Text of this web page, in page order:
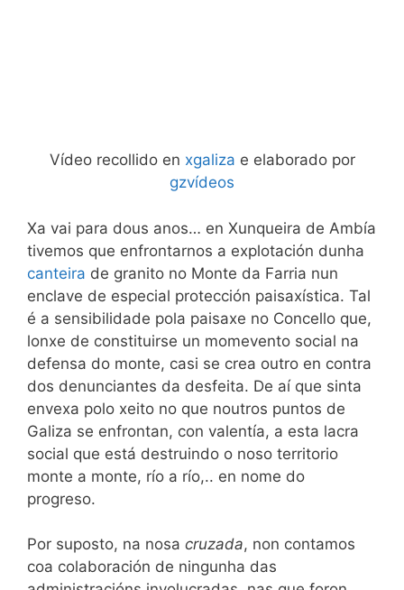
Vídeo recollido en xgaliza e elaborado por
gzvídeos
Xa vai para dous anos… en Xunqueira de Ambía
tivemos que enfrontarnos a explotación dunha
canteira de granito no Monte da Farria nun
enclave de especial protección paisaxística. Tal
é a sensibilidade pola paisaxe no Concello que,
lonxe de constituirse un momevento social na
defensa do monte, casi se crea outro en contra
dos denunciantes da desfeita. De aí que sinta
envexa polo xeito no que noutros puntos de
Galiza se enfrontan, con valentía, a esta lacra
social que está destruindo o noso territorio
monte a monte, río a río,.. en nome do
progreso.
Por suposto, na nosa cruzada, non contamos
coa colaboración de ningunha das